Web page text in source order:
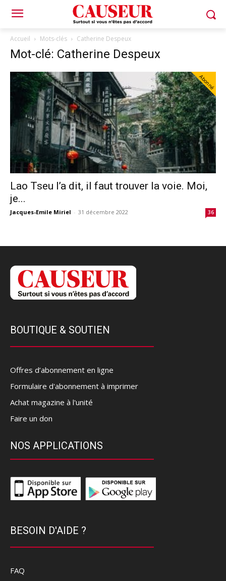
Accueil Mots-clés Catherine Despeux
Mot-clé: Catherine Despeux
Abonné
Lao Tseu l’a dit, il faut trouver la voie. Moi,
je...
Jacques-Emile Miriel - 31 décembre 2022 36
BOUTIQUE & SOUTIEN
Offres d’abonnement en ligne
Formulaire d'abonnement à imprimer
Achat magazine à l'unité
Faire un don
NOS APPLICATIONS
BESOIN D'AIDE ?
FAQ